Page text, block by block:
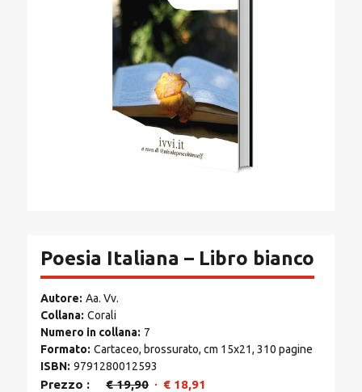
Poesia Italiana – Libro bianco
Autore Aa. Vv.
Collana Corali
Numero in collana 7
Formato Cartaceo, brossurato, cm 15x21, 310 pagine
ISBN 9791280012593
Prezzo €19,90 Il € 18,91